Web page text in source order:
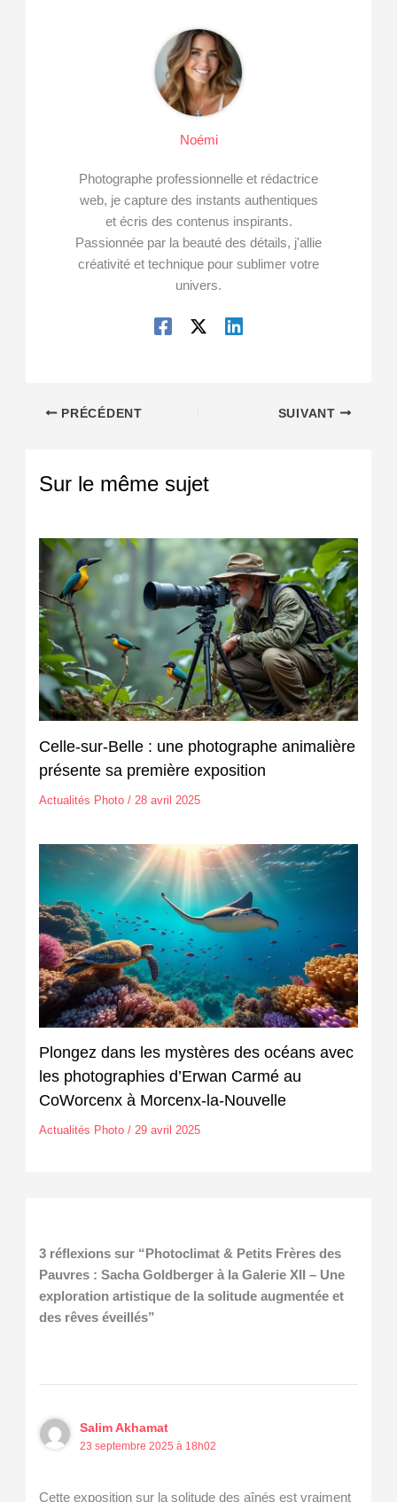
Noémi
Photographe professionnelle et rédactrice
web, je capture des instants authentiques
et écris des contenus inspirants.
Passionnée par la beauté des détails, j'allie
créativité et technique pour sublimer votre
univers.
PRÉCÉDENT SUIVANT
Sur le même sujet
Celle-sur-Belle : une photographe animalière
présente sa première exposition
Actualités Photo/ 28 avril 2025
Plongez dans les mystères des océans avec
les photographies d’Erwan Carmé au
CoWorcenx à Morcenx-la-Nouvelle
Actualités Photo/ 29 avril 2025
3 réflexions sur “Photoclimat & Petits Frères des
Pauvres : Sacha Goldberger à la Galerie XII – Une
exploration artistique de la solitude augmentée et
des rêves éveillés”
Salim Akhamat
23 septembre 2025 à 18h02
Cette exposition sur la solitude des aînés est vraiment